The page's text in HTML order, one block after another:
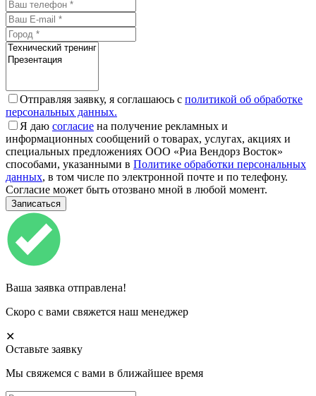
Отправляя заявку, я соглашаюсь с политикой об обработке
персональных данных.
Я даю согласие на получение рекламных и
информационных сообщений о товарах, услугах, акциях и
специальных предложениях ООО «Риа Вендорз Восток»
способами, указанными в Политике обработки персональных
данных, в том числе по электронной почте и по телефону.
Согласие может быть отозвано мной в любой момент.
Ваша заявка отправлена!
Скоро с вами свяжется наш менеджер
✕
Оставьте заявку
Мы свяжемся с вами в ближайшее время